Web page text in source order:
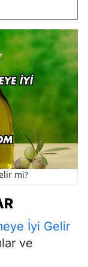
mi?
İyi Gelir
ve